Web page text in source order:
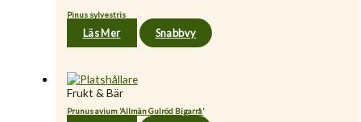
Pinus sylvestris
Läs Mer Snabbvy
Frukt & Bär
Prunus avium ’Allmän Gulröd Bigarrå’